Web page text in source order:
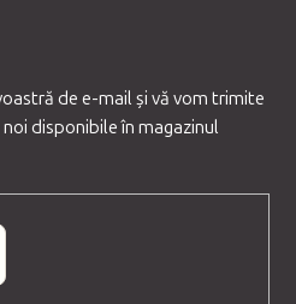
de e-mail şi vă vom trimite
disponibile în magazinul